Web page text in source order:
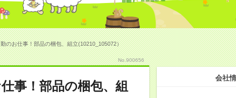
のお仕事！部品の梱包、組立(10210_105072）
No.900656
事！部品の梱包、組
会社